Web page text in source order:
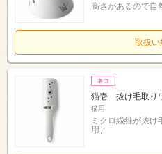
高さがあるので自
取扱い
猫壱 抜け毛取り
猫用
ミクロ繊維が抜け
用）